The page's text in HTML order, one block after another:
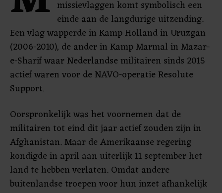
missievlaggen komt symbolisch een
einde aan de langdurige uitzending.
Een vlag wapperde in Kamp Holland in Uruzgan
(2006-2010), de ander in Kamp Marmal in Mazar-
e-Sharif waar Nederlandse militairen sinds 2015
actief waren voor de NAVO-operatie Resolute
Support.
Oorspronkelijk was het voornemen dat de
militairen tot eind dit jaar actief zouden zijn in
Afghanistan. Maar de Amerikaanse regering
kondigde in april aan uiterlijk 11 september het
land te hebben verlaten. Omdat andere
buitenlandse troepen voor hun inzet afhankelijk